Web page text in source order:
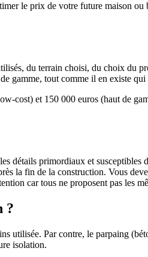
le prix de votre future maison
du terrain choisi, du choix du
gamme, tout comme il en existe
cost) et 150 000 euros (haut de
détails primordiaux et
la fin de la construction. Vous
car tous ne proposent pas les
?
utilisée. Par contre, le parpaing
isolation.